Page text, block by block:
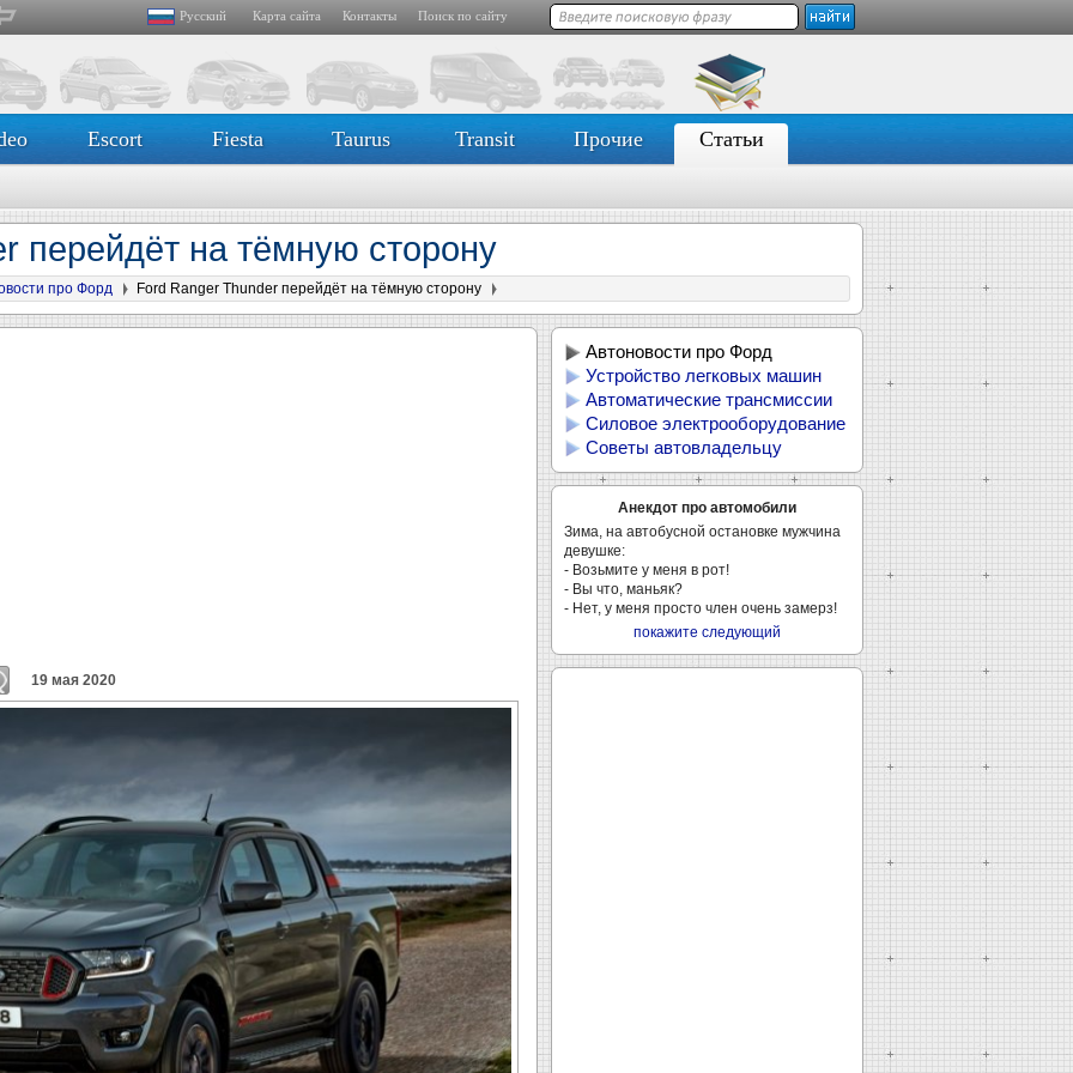
Русский Карта сайта Контакты Поиск по сайту
Escort Fiesta Taurus Transit Прочие Статьи
перейдёт на тёмную сторону
про Форд Ford Ranger Thunder перейдёт на тёмную сторону
19 мая 2020
Автоновости про Форд
Устройство легковых машин
Автоматические трансмиссии
Силовое электрооборудование
Советы автовладельцу
Анекдот про автомобили
Зима, на автобусной остановке мужчина
девушке:
- Возьмите у меня в рот!
- Вы что, маньяк?
- Нет, у меня просто член очень замерз!
покажите следующий